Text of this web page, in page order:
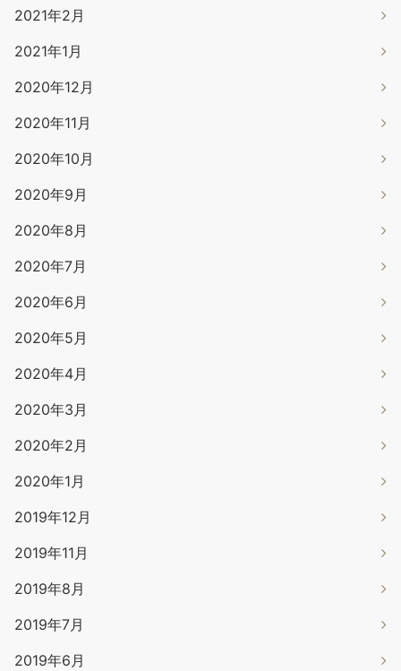
2021年2月
2021年1月
2020年12月
2020年11月
2020年10月
2020年9月
2020年8月
2020年7月
2020年6月
2020年5月
2020年4月
2020年3月
2020年2月
2020年1月
2019年12月
2019年11月
2019年8月
2019年7月
2019年6月